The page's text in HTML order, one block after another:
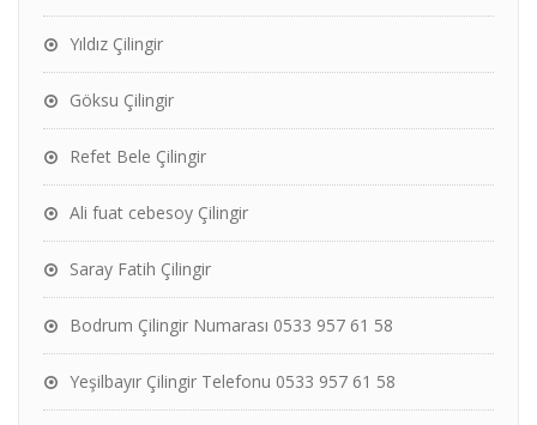
Yıldız Çilingir
Göksu Çilingir
Refet Bele Çilingir
Ali fuat cebesoy Çilingir
Saray Fatih Çilingir
Bodrum Çilingir Numarası 0533 957 61 58
Yeşilbayır Çilingir Telefonu 0533 957 61 58